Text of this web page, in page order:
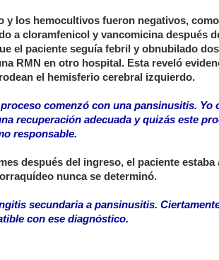
los hemocultivos fueron negativos,
a cloramfenicol y vancomicina después
el paciente seguía febril y obnubilado
RMN en otro hospital. Esta reveló
el hemisferio cerebral izquierdo.
comenzó con una pansinusitis.
recuperación adecuada y quizás este
responsable.
después del ingreso, el paciente
nunca se determinó.
secundaria a pansinusitis.
con ese diagnóstico.